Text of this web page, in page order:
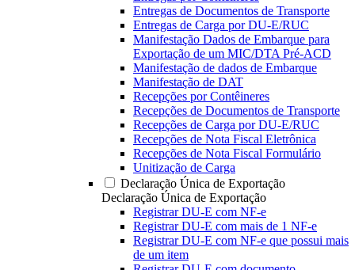
Entregas de Documentos de Transporte
Entregas de Carga por DU-E/RUC
Manifestação Dados de Embarque para
Exportação de um MIC/DTA Pré-ACD
Manifestação de dados de Embarque
Manifestação de DAT
Recepções por Contêineres
Recepções de Documentos de Transporte
Recepções de Carga por DU-E/RUC
Recepções de Nota Fiscal Eletrônica
Recepções de Nota Fiscal Formulário
Unitização de Carga
Declaração Única de Exportação
Declaração Única de Exportação
Registrar DU-E com NF-e
Registrar DU-E com mais de 1 NF-e
Registrar DU-E com NF-e que possui mais
de um item